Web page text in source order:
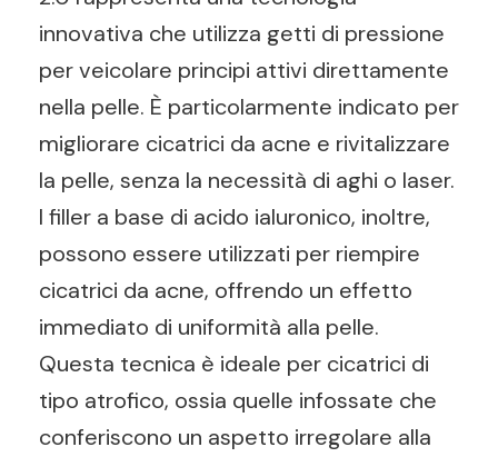
innovativa che utilizza getti di pressione
per veicolare principi attivi direttamente
nella pelle. È particolarmente indicato per
migliorare cicatrici da acne e rivitalizzare
la pelle, senza la necessità di aghi o laser.
I filler a base di acido ialuronico, inoltre,
possono essere utilizzati per riempire
cicatrici da acne, offrendo un effetto
immediato di uniformità alla pelle.
Questa tecnica è ideale per cicatrici di
tipo atrofico, ossia quelle infossate che
conferiscono un aspetto irregolare alla